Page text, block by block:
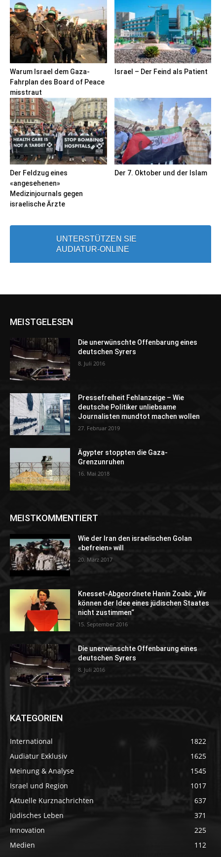
Warum Israel dem Gaza-
Fahrplan des Board of Peace
misstraut
Israel – Der Feind als Patient
Der Feldzug eines
«angesehenen»
Medizinjournals gegen
israelische Ärzte
Der 7. Oktober und der Islam
UNTERSTÜTZEN SIE
AUDIATUR-ONLINE
MEISTGELESEN
Die unerwünschte Offenbarung eines
deutschen Syrers
8. Juli 2016
Pressefreiheit Fehlanzeige – Wie
deutsche Politiker unliebsame
Journalisten mundtot machen wollen
27. Februar 2019
Ägypter stoppten die Gaza-
Grenzunruhen
16. Mai 2018
MEISTKOMMENTIERT
Wie der Iran den israelischen Golan
«befreien» will
20. März 2017
Knesset-Abgeordnete Hanin Zoabi: „Wir
können der Idee eines jüdischen Staates
nicht zustimmen“
15. September 2016
Die unerwünschte Offenbarung eines
deutschen Syrers
8. Juli 2016
KATEGORIEN
International
1822
Audiatur Exklusiv
1625
Meinung & Analyse
1545
Israel und Region
1017
Aktuelle Kurznachrichten
637
Jüdisches Leben
371
Innovation
225
Medien
112